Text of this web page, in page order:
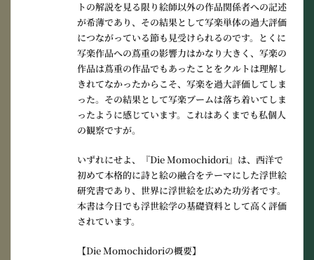
トの解説を見る限り絵師以外の作品関係者への記述
が希薄であり、その結果として写楽単体の過大評価
につながっている節も見受けられるのです。とくに
写楽作品への蔦重の影響力はかなり大きく、写楽の
作品は蔦重の作品でもあったことをクルトは理解し
きれてなかったからこそ、写楽を過大評価してしま
った。その結果として写楽ブームは落ち着いてしま
ったように感じています。これはあくまでも私個人
の観察ですが。
いずれにせよ、『Die Momochidori』は、西洋で
初めて本格的に詩と絵の融合をテーマにした浮世絵
研究書であり、世界に浮世絵を広めた功労者です。
本書は今日でも浮世絵学の基礎資料として高く評価
されています。
【Die Momochidoriの概要】